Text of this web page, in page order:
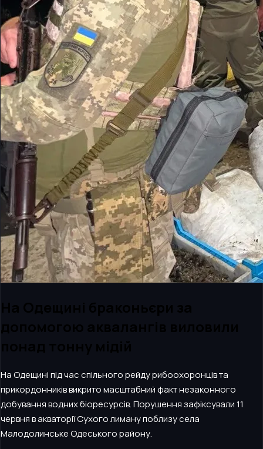
На Одещині під час спільного рейду рибоохоронців та
прикордонників викрито масштабний факт незаконного
добування водних біоресурсів. Порушення зафіксували 11
червня в акваторії Сухого лиману поблизу села
Малодолинське Одеського району.